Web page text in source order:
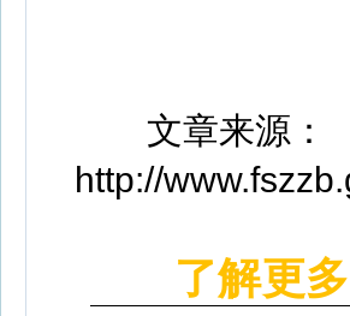
文章来源：
http://
了解更